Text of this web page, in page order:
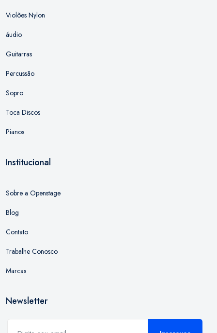
Violões Nylon
áudio
Guitarras
Percussão
Sopro
Toca Discos
Pianos
Institucional
Sobre a Openstage
Blog
Contato
Trabalhe Conosco
Marcas
Newsletter